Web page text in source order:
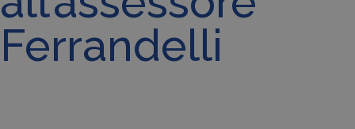
Ferrandelli